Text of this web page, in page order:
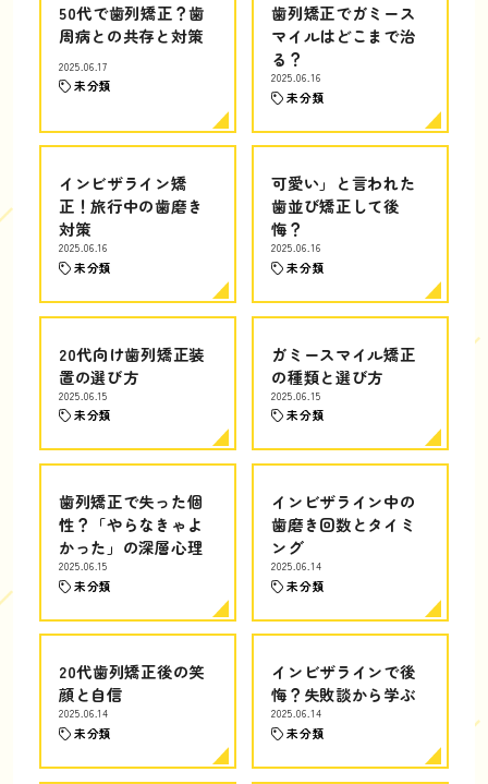
50代で歯列矯正？歯
周病との共存と対策
2025.06.17
未分類
歯列矯正でガミース
マイルはどこまで治
る？
2025.06.16
未分類
インビザライン矯
正！旅行中の歯磨き
対策
2025.06.16
未分類
可愛い」と言われた
歯並び矯正して後
悔？
2025.06.16
未分類
20代向け歯列矯正装
置の選び方
2025.06.15
未分類
ガミースマイル矯正
の種類と選び方
2025.06.15
未分類
歯列矯正で失った個
性？「やらなきゃよ
かった」の深層心理
2025.06.15
未分類
インビザライン中の
歯磨き回数とタイミ
ング
2025.06.14
未分類
20代歯列矯正後の笑
顔と自信
2025.06.14
未分類
インビザラインで後
悔？失敗談から学ぶ
2025.06.14
未分類